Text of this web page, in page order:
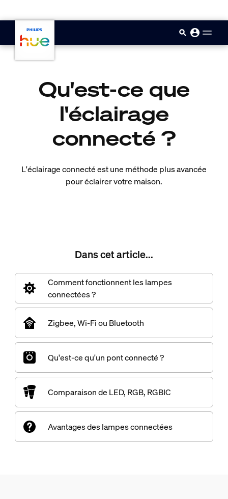
Qu'est-ce que
l'éclairage
connecté ?
L'éclairage connecté est une méthode plus avancée
pour éclairer votre maison.
Dans cet article...
Comment fonctionnent les lampes
connectées ?
Zigbee, Wi-Fi ou Bluetooth
Qu'est-ce qu'un pont connecté ?
Comparaison de LED, RGB, RGBIC
Avantages des lampes connectées